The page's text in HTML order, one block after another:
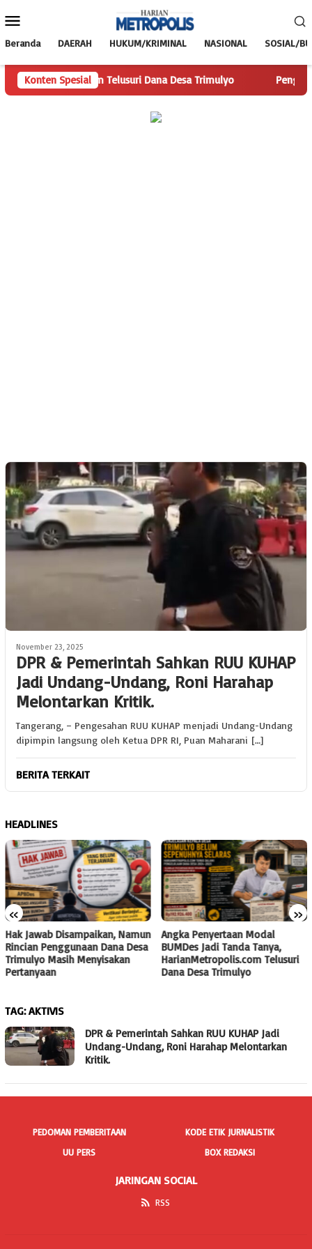
ke
Mobile
Beranda DAERAH HUKUM/KRIMINAL NASIONAL SOSIAL/
Konten SpesialTelusuri Dana Desa Trimulyo
November 23, 2025
DPR & Pemerintah Sahkan RUU KUHAP
Jadi Undang-Undang, Roni Harahap
Melontarkan Kritik.
Tangerang, – Pengesahan RUU KUHAP menjadi Undang-Undang
dipimpin langsung oleh Ketua DPR RI, Puan Maharani […]
BERITA TERKAIT
HEADLINES
« »
Hak Jawab Disampaikan, Namun
Rincian Penggunaan Dana Desa
Trimulyo Masih Menyisakan
Pertanyaan
Angka Penyertaan Modal
BUMDes Jadi Tanda Tanya,
HarianMetropolis.com Telusuri
Dana Desa Trimulyo
TAG:AKTIVIS
DPR & Pemerintah Sahkan RUU KUHAP Jadi
Undang-Undang, Roni Harahap Melontarkan
Kritik.
PEDOMAN PEMBERITAAN
KODE ETIK JURNALISTIK
UU PERS
BOX REDAKSI
JARINGAN SOCIAL
RSS